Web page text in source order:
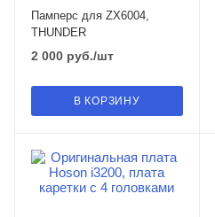
Памперс для ZX6004,
THUNDER
2 000 руб./шт
В КОРЗИНУ